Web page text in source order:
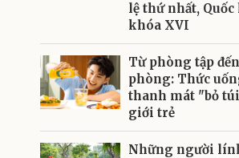
lệ thứ nhất, Quốc
khóa XVI
Từ phòng tập
phòng: Thức
thanh mát "bỏ
giới trẻ
Những người